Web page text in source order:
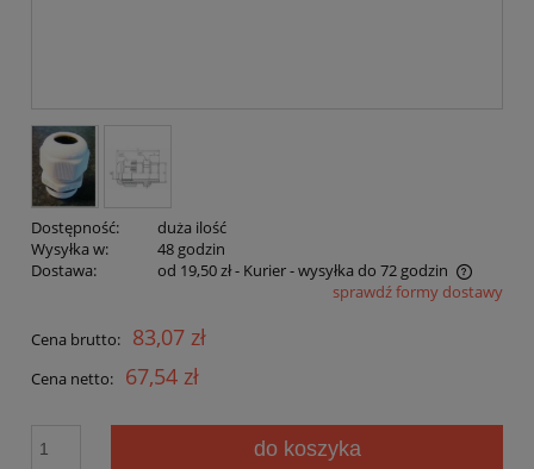
Dostępność:
duża ilość
Wysyłka w:
48 godzin
Dostawa:
od 19,50 zł- Kurier - wysyłka do 72 godzin
Cena nie zawiera ewentualnych kosztów płatnościsprawdź formy dostawy
Cena brutto: 83,07 zł
Cena netto: 67,54 zł
do koszyka